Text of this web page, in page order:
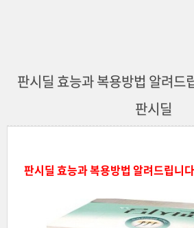
판시딜 효능과 복용방법 알려드
판시딜
판시딜 효능과 복용방법 알려드립니